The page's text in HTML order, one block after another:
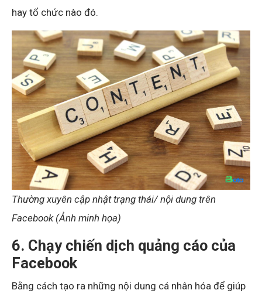
hay tổ chức nào đó.
Thường xuyên cập nhật trạng thái/ nội dung trên
Facebook (Ảnh minh họa)
6. Chạy chiến dịch quảng cáo của
Facebook
Bằng cách tạo ra những nội dung cá nhân hóa để giúp